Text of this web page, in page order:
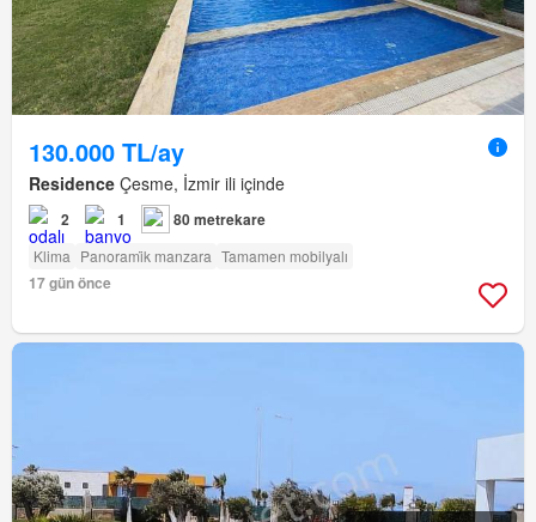
130.000 TL/ay
Residence Çesme, İzmir ili içinde
2 1 80 metrekare
Klima Panorami̇k manzara Tamamen mobilyalı
17 gün önce